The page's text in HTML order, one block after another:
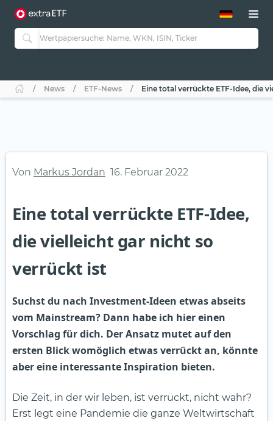
ETF-Guide 2.0
Guide Aktive ETFs
ETF-Sparpläne
News ETF-News Eine total verrückte ETF-Idee, die
Von Markus Jordan 16. Februar 2022
Eine total verrückte ETF-Idee,
die vielleicht gar nicht so
verrückt ist
Suchst du nach Investment-Ideen etwas abseits
vom Mainstream? Dann habe ich hier einen
Vorschlag für dich. Der Ansatz mutet auf den
ersten Blick womöglich etwas verrückt an, könnte
aber eine interessante Inspiration bieten.
Die Zeit, in der wir leben, ist verrückt, nicht wahr?
Erst legt eine Pandemie die ganze Weltwirtschaft